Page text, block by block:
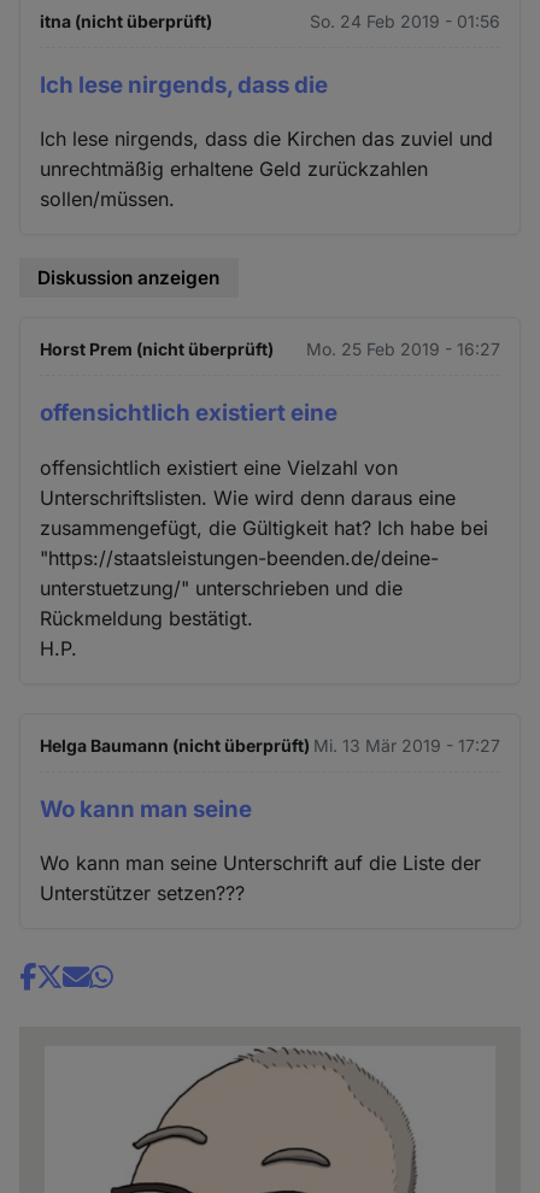
itna (nicht überprüft) So. 24 Feb 2019 - 01:56
Ich lese nirgends, dass die
Ich lese nirgends, dass die Kirchen das zuviel und
unrechtmäßig erhaltene Geld zurückzahlen
sollen/müssen.
Diskussion anzeigen
Horst Prem (nicht überprüft) Mo. 25 Feb 2019 - 16:27
offensichtlich existiert eine
offensichtlich existiert eine Vielzahl von
Unterschriftslisten. Wie wird denn daraus eine
zusammengefügt, die Gültigkeit hat? Ich habe bei
"https://staatsleistungen-beenden.de/deine-
unterstuetzung/" unterschrieben und die
Rückmeldung bestätigt.
H.P.
Helga Baumann (nicht überprüft) Mi. 13 Mär 2019 - 17:27
Wo kann man seine
Wo kann man seine Unterschrift auf die Liste der
Unterstützer setzen???
Share